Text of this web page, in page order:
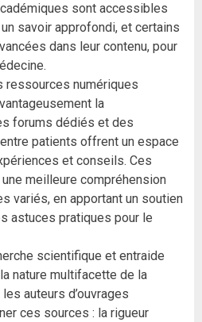
sont accessibles
savoir approfondi, et certains
dans leur contenu, pour
ressources numériques
la
forums dédiés et des
patients offrent un espace
et conseils. Ces
meilleure compréhension
variés, en apportant un soutien
astuces pratiques pour le
scientifique et entraide
nature multifacette de la
auteurs d’ouvrages
ces sources : la rigueur